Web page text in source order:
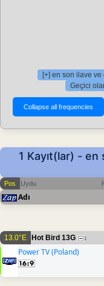
[+] en son ilave
Geçici
1 Kayıt(lar) -
Pos Uydu
Adı
13.0°E Hot Bird 13G 1
Power TV (Poland)